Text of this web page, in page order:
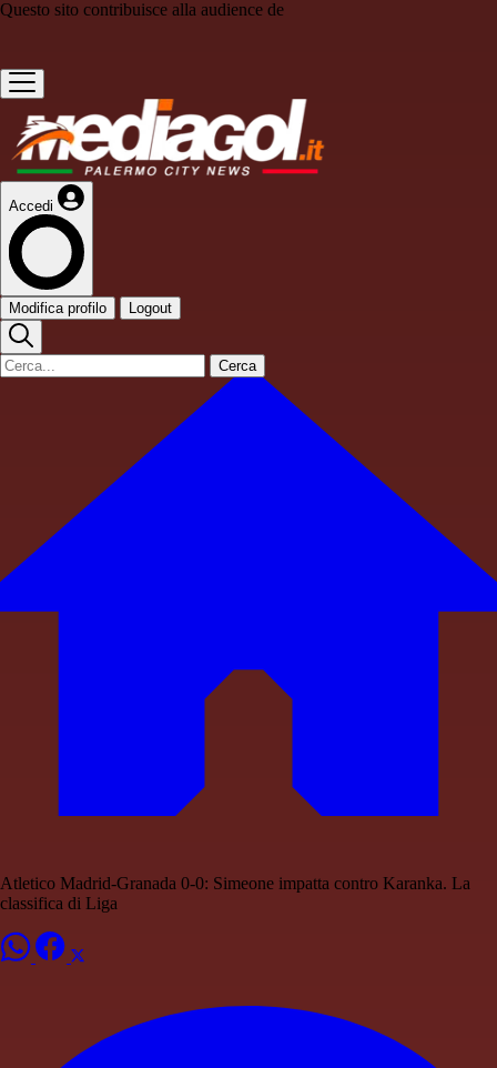
Questo sito contribuisce alla audience de
Accedi
Modifica profilo Logout
Cerca
Atletico Madrid-Granada 0-0: Simeone impatta contro Karanka. La
classifica di Liga